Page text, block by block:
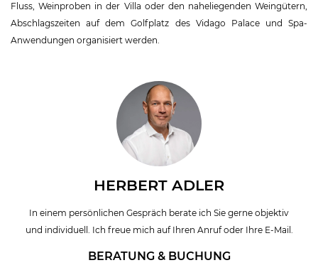
Fluss, Weinproben in der Villa oder den naheliegenden Weingütern,
Abschlagszeiten auf dem Golfplatz des Vidago Palace und Spa-
Anwendungen organisiert werden.
HERBERT ADLER
In einem persönlichen Gespräch berate ich Sie gerne objektiv
und individuell. Ich freue mich auf Ihren Anruf oder Ihre E-Mail.
BERATUNG & BUCHUNG